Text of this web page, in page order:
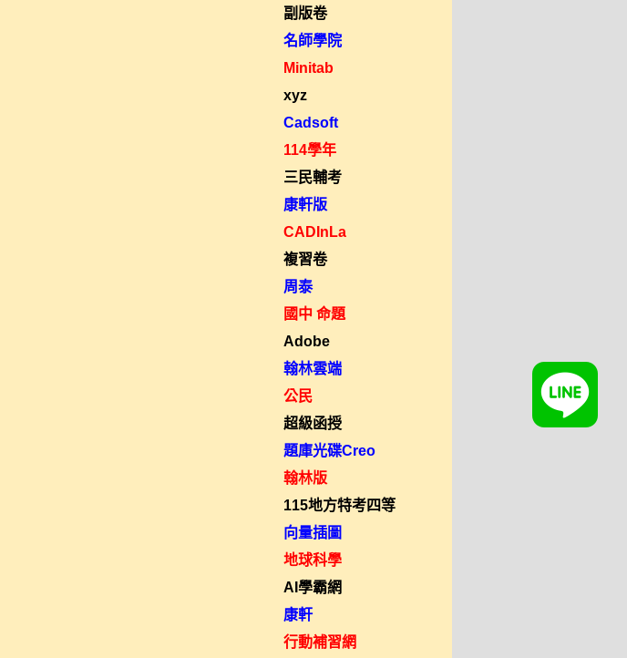
副版卷
名師學院
Minitab
xyz
Cadsoft
114學年
三民輔考
康軒版
CADInLa
複習卷
周泰
國中 命題
Adobe
翰林雲端
公民
超級函授
題庫光碟Creo
翰林版
115地方特考四等
向量插圖
地球科學
AI學霸網
康軒
行動補習網